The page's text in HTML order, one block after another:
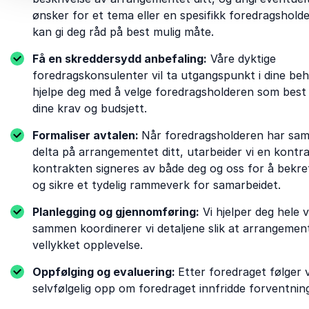
ønsker for et tema eller en spesifikk
kan gi deg råd på best mulig måte.
Få en skreddersydd anbefaling: Våre dyktige
foredragskonsulenter vil ta utgangspunkt i dine
hjelpe deg med å velge foredragsholderen som
dine krav og budsjett.
Formaliser avtalen: Når foredragsholderen har
delta på arrangementet ditt, utarbeider vi en
kontrakten signeres av både deg og oss for å
og sikre et tydelig rammeverk for samarbeidet.
Planlegging og gjennomføring: Vi hjelper deg hele
sammen koordinerer vi detaljene slik at
vellykket opplevelse.
Oppfølging og evaluering: Etter foredraget følger
selvfølgelig opp om foredraget innfridde